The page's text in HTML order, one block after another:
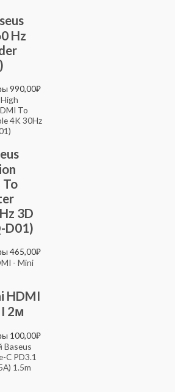
Hz
990,00₽
To
3D
D01)
465,00₽
HDMI
2м
100,00₽